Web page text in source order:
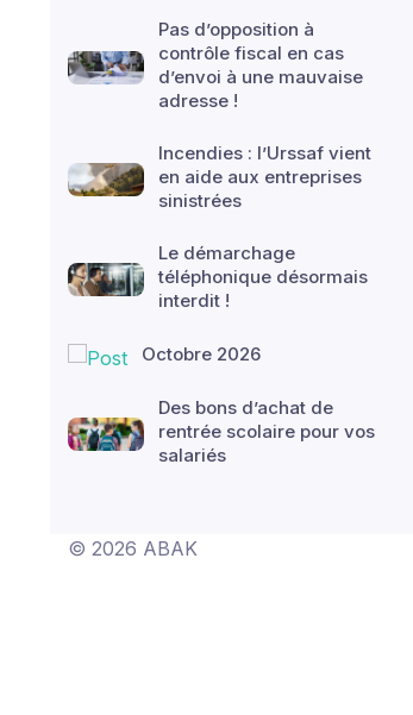
Pas d’opposition à
contrôle fiscal en cas
d’envoi à une mauvaise
adresse !
Incendies : l’Urssaf vient
en aide aux entreprises
sinistrées
Le démarchage
téléphonique désormais
interdit !
Octobre 2026
Des bons d’achat de
rentrée scolaire pour vos
salariés
© 2026 ABAK